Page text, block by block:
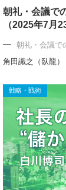
朝礼・会議で
（2025年7月
朝礼・会議で
角田識之（臥龍
戦略・戦術